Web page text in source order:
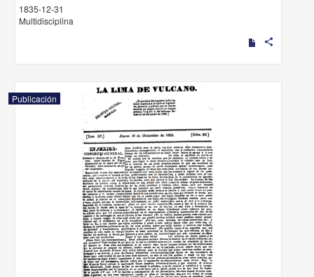
1835-12-31
Multidisciplina
share
Publicación